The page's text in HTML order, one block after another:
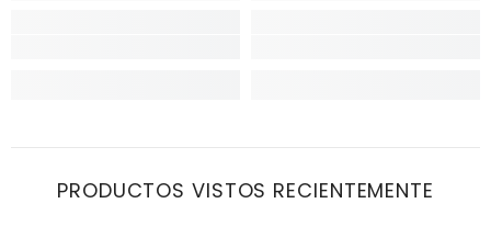
PRODUCTOS VISTOS RECIENTEMENTE